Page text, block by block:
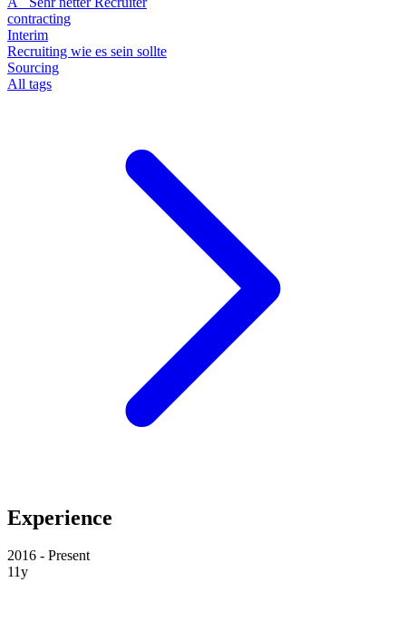
contracting
Interim
Recruiting wie es sein sollte
Sourcing
All tags
Experience
2016 - Present
11y